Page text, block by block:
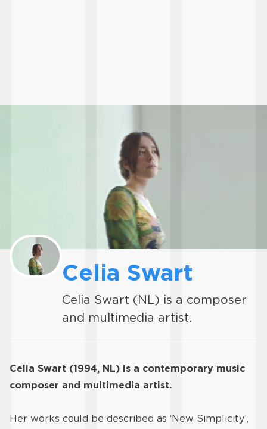
Celia Swart
Celia Swart (NL) is a composer
and multimedia artist.
Celia Swart (1994, NL) is a contemporary music
composer and multimedia artist.
Her works could be described as ‘New Simplicity’,